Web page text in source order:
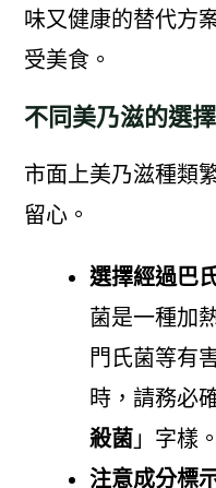
味又健康的替代方
受美食。
不同美乃滋的選
市面上美乃滋種類
留心。
選擇經過巴
菌是一種加
門氏菌等有
時，請務必
殺菌」字樣。
注意成分標